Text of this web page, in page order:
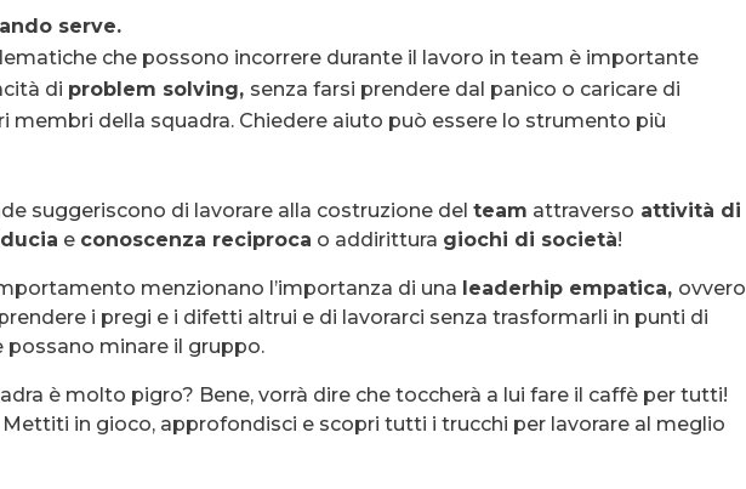
serve.
che possono incorrere durante il lavoro in team è importante
di problem solving, senza farsi prendere dal panico o caricare di
membri della squadra. Chiedere aiuto può essere lo strumento più
suggeriscono di lavorare alla costruzione delteam attraverso attività di
e conoscenza reciproca o addirittura giochi di società!
menzionano l’importanza di una leaderhip empatica, ovvero
i pregi e i difetti altrui e di lavorarci senza trasformarli in punti di
possano minare il gruppo.
è molto pigro? Bene, vorrà dire che toccherà a lui fare il caffè per tutti!
Mettiti in gioco, approfondisci e scopri tutti i trucchi per lavorare al meglio